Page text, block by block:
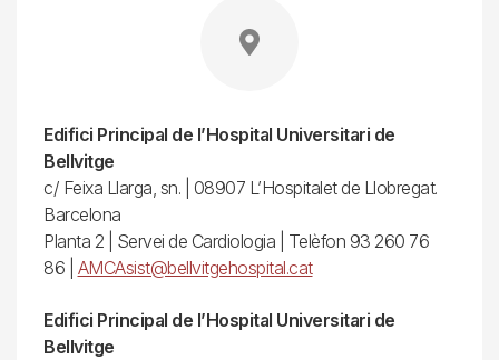
Edifici Principal de l’Hospital Universitari de
Bellvitge
c/ Feixa Llarga, sn. | 08907 L’Hospitalet de Llobregat.
Barcelona
Planta 2 | Servei de Cardiologia | Telèfon 93 260 76
86 | AMCAsist@bellvitgehospital.cat
Edifici Principal de l’Hospital Universitari de
Bellvitge